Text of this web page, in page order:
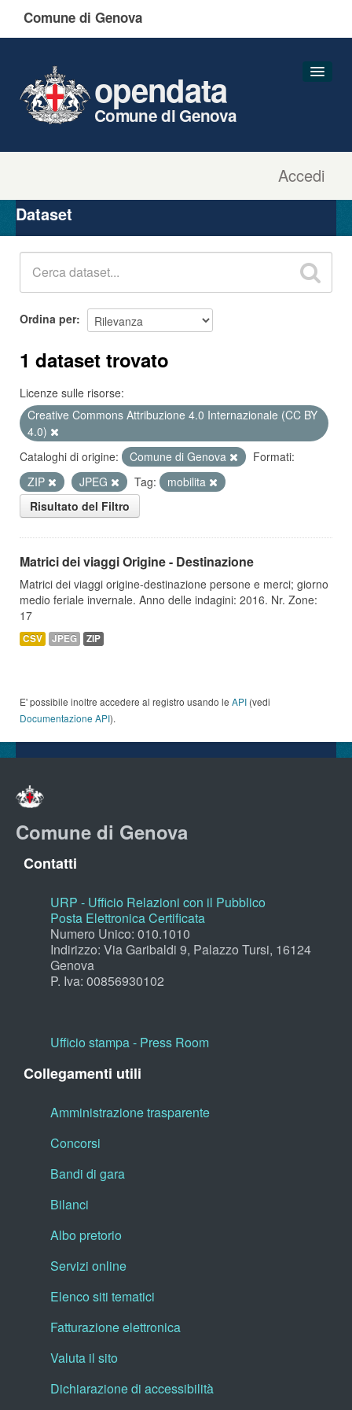
Comune di Genova
Accedi
opendata
Comune di Genova
Organizzazioni
Gruppi
Dataset
Ordina per
1 dataset trovato
Licenze sulle risorse:
Creative Commons Attribuzione 4.0 Internazionale (CC BY
4.0)
Cataloghi di origine:
Comune di Genova
Formati:
ZIP
JPEG Tag:
mobilita
Risultato del Filtro
Matrici dei viaggi Origine - Destinazione
Matrici dei viaggi origine-destinazione persone e merci; giorno
medio feriale invernale. Anno delle indagini: 2016. Nr. Zone:
17
CSV JPEG ZIP
E' possibile inoltre accedere al registro usando le API (vedi
Documentazione API).
Comune di Genova
Contatti
URP - Ufficio Relazioni con il Pubblico
Posta Elettronica Certificata
Numero Unico: 010.1010
Indirizzo: Via Garibaldi 9, Palazzo Tursi, 16124
Genova
P. Iva: 00856930102
Ufficio stampa - Press Room
Collegamenti utili
Amministrazione trasparente
Concorsi
Bandi di gara
Bilanci
Albo pretorio
Servizi online
Elenco siti tematici
Fatturazione elettronica
Valuta il sito
Dichiarazione di accessibilità